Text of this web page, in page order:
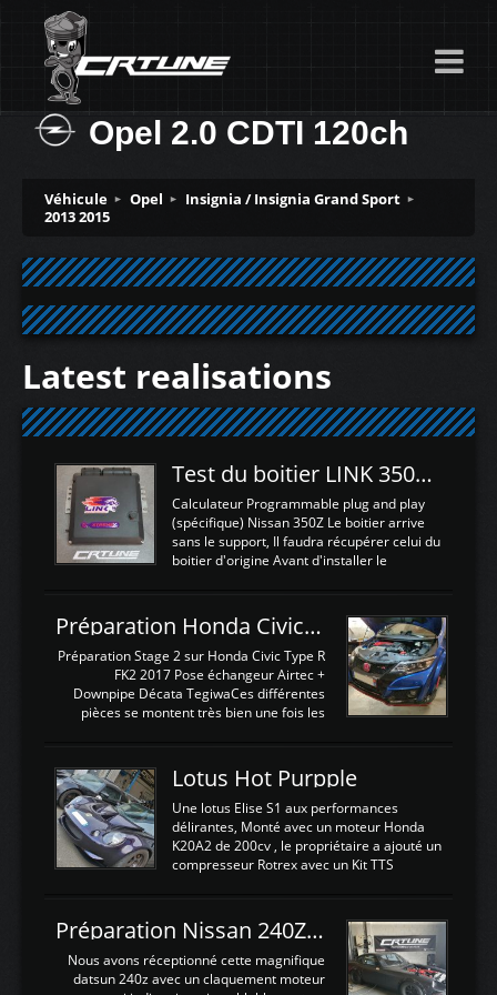
Opel 2.0 CDTI 120ch
Véhicule Opel
Insignia / Insignia Grand Sport
2013 2015
Latest realisations
Test du boitier LINK 350Z Plugin ECU
Calculateur Programmable plug and play
(spécifique) Nissan 350Z Le boitier arrive
sans le support, Il faudra récupérer celui du
boitier d'origine Avant d'installer le
d'envoyer l'information de la large bande
dans le boitier. sydney sweeney deepfake
La sortie 0-5V de l'afr sera connectée sur
l'entrée AN Volt 8 et GndAN pour
Analogique, et Volt car l'information est une
tension (Pas une résistance variable d'un
est temps de brancher le ...
Préparation Honda Civic Type R FK2
Préparation Stage 2 sur Honda Civic Type R
FK2 2017 Pose échangeur Airtec +
Downpipe Décata TegiwaCes différentes
pièces se montent très bien une fois les
légere découpe du plastique inferieur,
negénant en rien la structure ou le
fonctionnement du fond plat. Une
reprogrammation Stage 2 est faite sur le
calculateur d'origine. Une alternative
économique au passage sur Hondata
d'origine 310cv et 400Nn , Une fois
reprogrammé et les ...
Lotus Hot Purpple
Une lotus Elise S1 aux performances
délirantes, Monté avec un moteur Honda
K20A2 de 200cv , le propriétaire a ajouté un
compresseur Rotrex avec un Kit TTS
d'augmenter la puissance de son moteur:
un watercooler a été ajouté. 300Cv sans
échangeurLa lotus équipée d'un Hondata
Kpro et d'une large bande pour le réglage
Préparation Nissan 240Z SR20DET
Nous avons réceptionné cette magnifique
datsun 240z avec un claquement moteur